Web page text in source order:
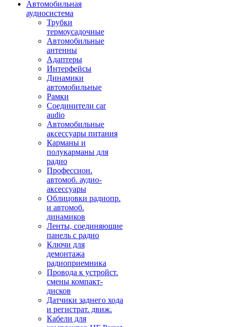
Автомобильная
аудиосистема
Трубки
термоусадочные
Автомобильные
антенны
Адаптеры
Интерфейсы
Динамики
автомобильные
Рамки
Соединители car
audio
Автомобильные
аксессуары питания
Карманы и
полукарманы для
радио
Профессион.
автомоб. аудио-
аксессуары
Облицовки радиопр.
и автомоб.
динамиков
Ленты, соединяющие
панель с радио
Ключи для
демонтажа
радиоприемника
Провода к устройст.
смены компакт-
дисков
Датчики заднего хода
и регистрат. движ.
Кабели для